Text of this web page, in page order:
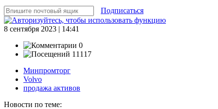
Подписаться
8 сентября 2023 | 14:41
0
11117
Минпромторг
Volvo
продажа активов
Новости по теме: